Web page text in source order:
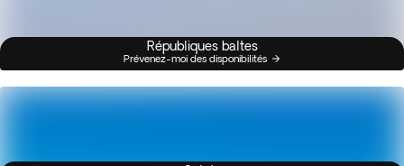
Républiques baltes
Prévenez-moi des disponibilités